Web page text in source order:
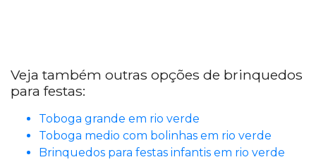
Veja também outras opções de brinquedos
para festas:
Toboga grande em rio verde
Toboga medio com bolinhas em rio verde
Brinquedos para festas infantis em rio verde